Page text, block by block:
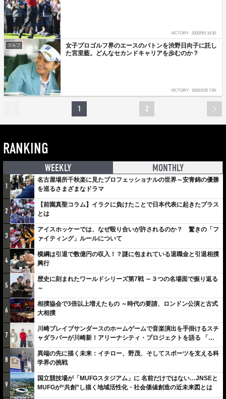
VICTORY 2020/5/5 10:30
ゴルフ
女子プロゴルフ界のエースのバトンを渋野日向子に託し
た宮里藍。どんなセカンドキャリアを歩むのか？
VICTORY 2020/2/25 7:00
1 2
RANKING
WEEKLY MONTHLY
1
名古屋場所千秋楽に見たプロフェッショナルの世界～安青錦の優勝
を巡るさまざまなドラマ
2
【前園真聖コラム】イラクに負けたことで日本代表に起きたプラス
とは
3
アイスホッケーでは、なぜ殴り合いが許されるのか？ 驚きの「フ
ァイティング」ルールについて
4
横綱は引退で数億円の収入！？謎に包まれている退職金と引退相撲
興行
5
歴史に刻まれたワールドシリーズ第7戦 ～３つの名場面で振り返る
～
6
相撲協会で3倍以上増えたもの ～時代の要請、ロンドン公演と古式
大相撲
7
川崎ブレイブサンダースのホームゲームで音楽演出を手掛けるスチ
ャダラパーが川崎新！アリーナシティ・プロジェクトを語る 「楽
しみでしかないでしょ。川崎は、ずっと成長曲線だから」
8
異端の先に描く未来：イチロー、野茂、そしてスポーツを支える科
学界の挑戦
9
国立競技場が「MUFGスタジアム」に 名前だけではない…JNSEと
MUFGが“共創”し描く地域活性化・社会価値創造の近未来図とは